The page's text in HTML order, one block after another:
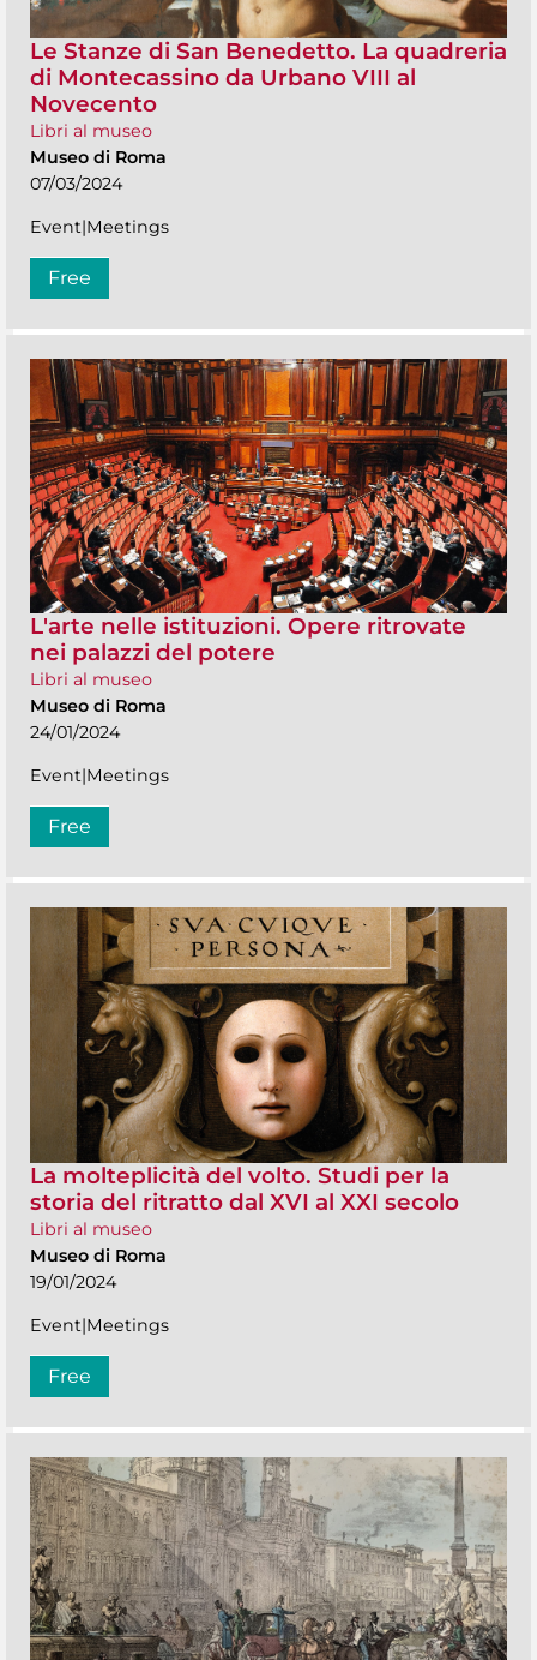
Le Stanze di San Benedetto. La quadreria
di Montecassino da Urbano VIII al
Novecento
Libri al museo
Museo di Roma
07/03/2024
Event|Meetings
Free
L'arte nelle istituzioni. Opere ritrovate
nei palazzi del potere
Libri al museo
Museo di Roma
24/01/2024
Event|Meetings
Free
La molteplicità del volto. Studi per la
storia del ritratto dal XVI al XXI secolo
Libri al museo
Museo di Roma
19/01/2024
Event|Meetings
Free